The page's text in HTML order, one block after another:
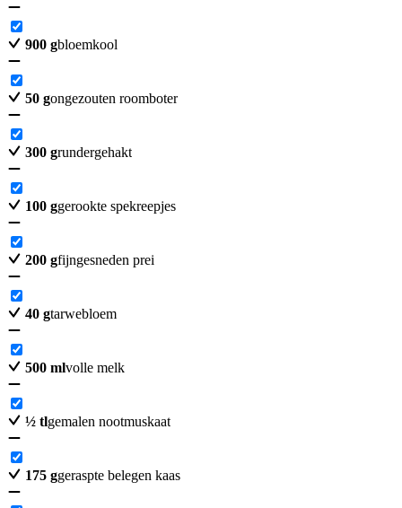
900 gbloemkool
50 gongezouten roomboter
300 grundergehakt
100 ggerookte spekreepjes
200 gfijngesneden prei
40 gtarwebloem
500 mlvolle melk
½ tlgemalen nootmuskaat
175 ggeraspte belegen kaas